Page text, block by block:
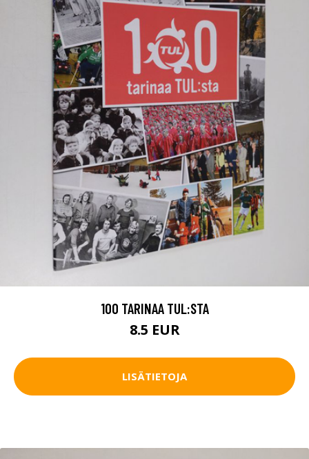
100 TARINAA TUL:STA
8.5 EUR
LISÄTIETOJA